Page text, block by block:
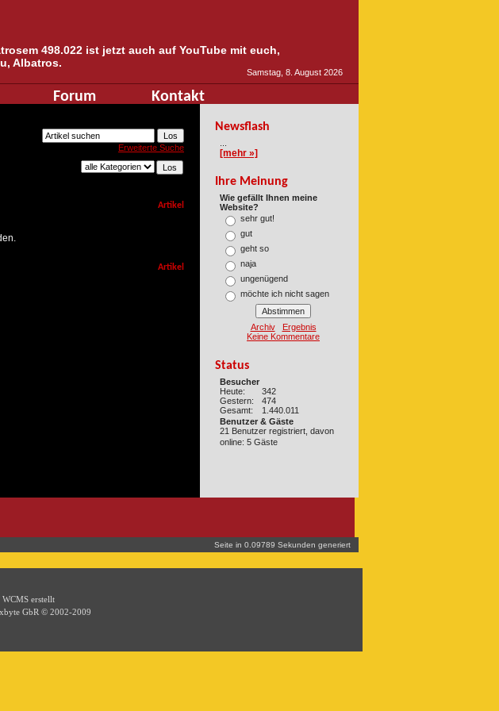
498.022 ist jetzt auch auf YouTube mit euch,
Albatros.
Forum Kontakt
Samstag, 8. August 2026
Erweiterte Suche
Artikel
Artikel
Newsflash
[mehr »]
Ihre Meinung
Wie gefällt Ihnen meine
Website?
sehr gut!
gut
geht so
naja
ungenügend
möchte ich nicht sagen
Archiv
Ergebnis
Keine Kommentare
Status
Besucher
Heute:
342
Gestern:
474
Gesamt:
1.440.011
Benutzer & Gäste
21 Benutzer registriert, davon
online: 5 Gäste
Seite in 0.09789 Sekunden generiert
erstellt
GbR © 2002-2009